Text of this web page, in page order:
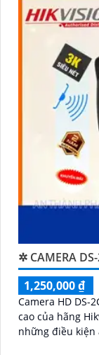
✲ CAMERA
1,250,000 ₫
Camera HD DS-
cao của hãng Hikvision. Camera này được thiết
những điều kiện